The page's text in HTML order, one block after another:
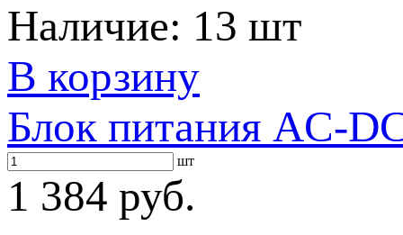
Наличие: 13 шт
В корзину
Блок питания AC-
шт
1 384 руб.